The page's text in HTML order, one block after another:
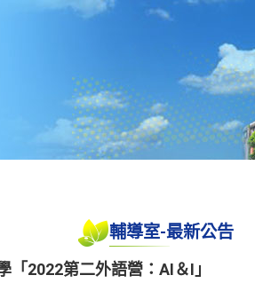
輔導室-最新公告
2022第二外語營：AI＆I」